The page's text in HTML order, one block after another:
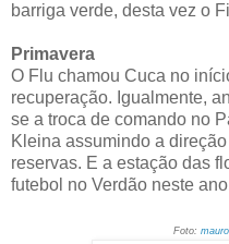
barriga verde, desta vez o
Primavera
O Flu chamou Cuca no
recuperação. Igualmente,
se a troca de comando no
Kleina assumindo a
reservas. E a estação das
futebol no Verdão neste
Foto: